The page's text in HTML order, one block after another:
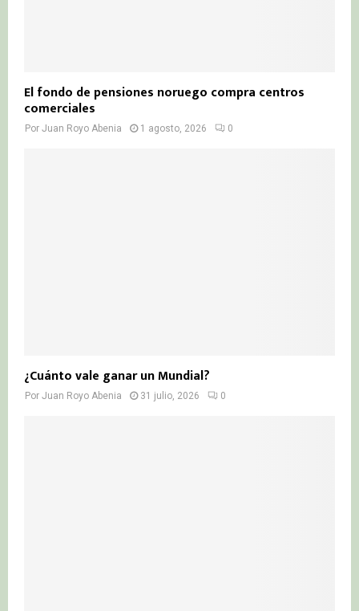
El fondo de pensiones noruego compra centros
comerciales
Por Juan Royo Abenia 1 agosto, 2026 0
¿Cuánto vale ganar un Mundial?
Por Juan Royo Abenia 31 julio, 2026 0